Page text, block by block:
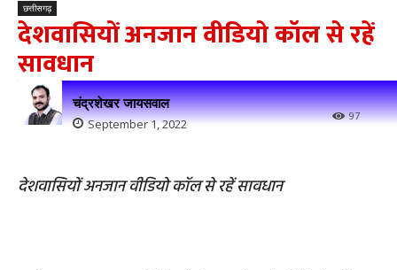
छत्तीसगढ़
देशवासियों अनजान वीडियो कॉल से रहें
सावधान
चंद्रशेखर जायसवाल
September 1, 2022 97
देशवासियों अनजान वीडियो कॉल से रहें सावधान